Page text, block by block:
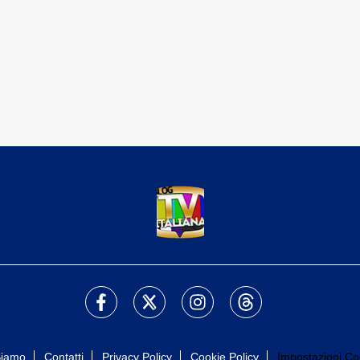
Contatti Privacy Policy Cookie Policy Impostazioni